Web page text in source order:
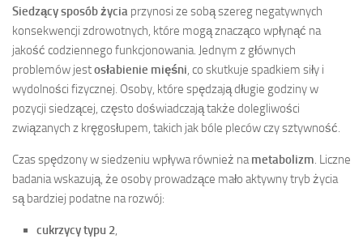
Siedzący sposób życia przynosi ze sobą szereg negatywnych
konsekwencji zdrowotnych, które mogą znacząco wpłynąć na
jakość codziennego funkcjonowania. Jednym z głównych
problemów jestosłabienie mięśni, co skutkuje spadkiem siły i
wydolności fizycznej. Osoby, które spędzają długie godziny w
pozycji siedzącej, często doświadczają także dolegliwości
związanych z kręgosłupem, takich jak bóle pleców czy sztywność.
Czas spędzony w siedzeniu wpływa również nametabolizm. Liczne
badania wskazują, że osoby prowadzące mało aktywny tryb życia
są bardziej podatne na rozwój:
cukrzycy typu 2,